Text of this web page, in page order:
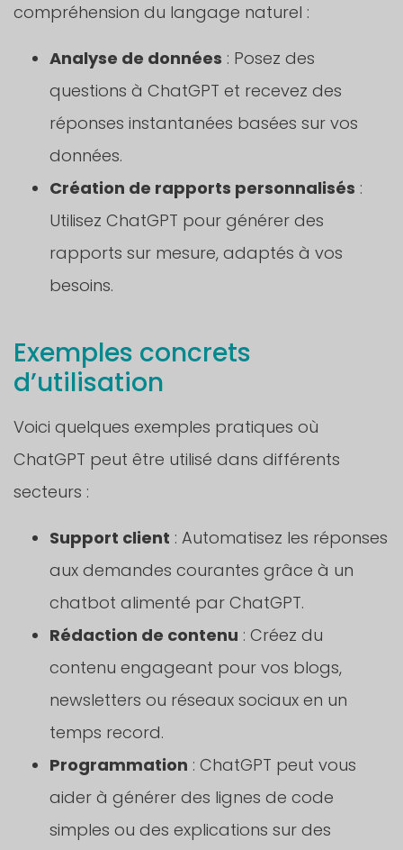
compréhension du langage naturel :
Analyse de données : Posez des
questions à ChatGPT et recevez des
réponses instantanées basées sur vos
données.
Création de rapports personnalisés :
Utilisez ChatGPT pour générer des
rapports sur mesure, adaptés à vos
besoins.
Exemples concrets
d’utilisation
Voici quelques exemples pratiques où
ChatGPT peut être utilisé dans différents
secteurs :
Support client : Automatisez les réponses
aux demandes courantes grâce à un
chatbot alimenté par ChatGPT.
Rédaction de contenu : Créez du
contenu engageant pour vos blogs,
newsletters ou réseaux sociaux en un
temps record.
Programmation : ChatGPT peut vous
aider à générer des lignes de code
simples ou des explications sur des